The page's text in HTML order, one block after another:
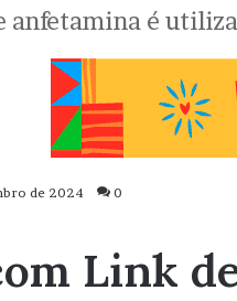
anfetamina é
de 2024 0
Link